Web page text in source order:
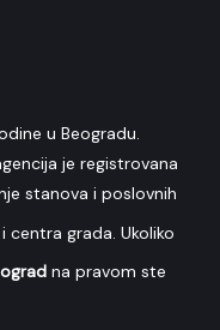
u Beogradu.
je registrovana
stanova i poslovnih
i centra grada. Ukoliko
na pravom ste